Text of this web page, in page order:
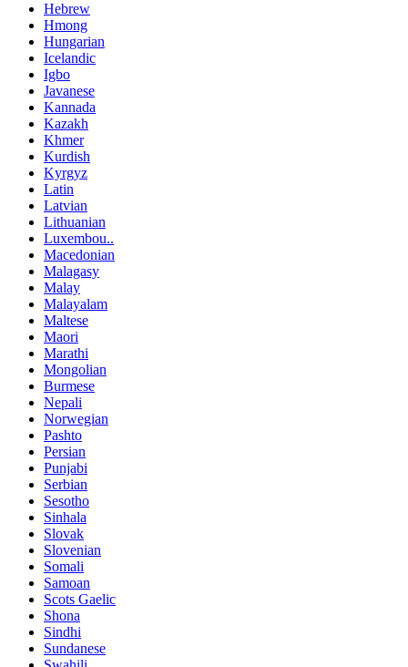
Hebrew
Hmong
Hungarian
Icelandic
Igbo
Javanese
Kannada
Kazakh
Khmer
Kurdish
Kyrgyz
Latin
Latvian
Lithuanian
Luxembou..
Macedonian
Malagasy
Malay
Malayalam
Maltese
Maori
Marathi
Mongolian
Burmese
Nepali
Norwegian
Pashto
Persian
Punjabi
Serbian
Sesotho
Sinhala
Slovak
Slovenian
Somali
Samoan
Scots Gaelic
Shona
Sindhi
Sundanese